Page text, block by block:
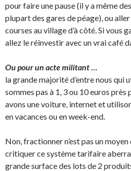
pour faire une pause (il y a même
plupart des gares de péage), ou
courses au village d’à côté. Si vous
allez le réinvestir avec un vrai café
Ou pour un acte militant …
la grande majorité d’entre nous qui
sommes pas à 1, 3 ou 10 euros
avons une voiture, internet et
en vacances ou en week-end.
Non, fractionner n’est pas un
critiquer ce système tarifaire
grande surface des lots de 2